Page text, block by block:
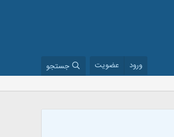
ورود عضویت جستجو